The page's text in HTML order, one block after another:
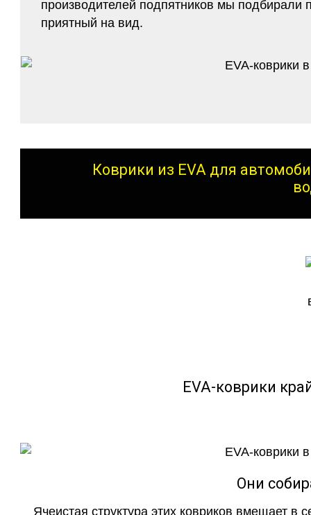
производителей подпятников мы подбирали
приятный на вид.
Коврики из EVA для
EVA-коврики
Они
Ячеистая структура этих ковриков вмещает в